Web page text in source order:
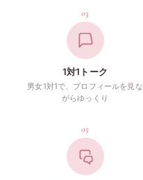
03
1対1トーク
男女1対1で、プロフィールを見な
がらゆっくり
05